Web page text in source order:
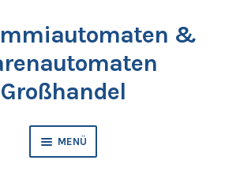
&
Großhandel
MENÜ